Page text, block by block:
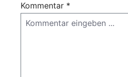
Kommentar *